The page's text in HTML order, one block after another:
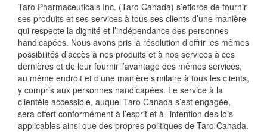
Taro Pharmaceuticals Inc. (Taro Canada) s’efforce de fournir
ses produits et ses services à tous ses clients d’une manière
qui respecte la dignité et l’indépendance des personnes
handicapées. Nous avons pris la résolution d’offrir les mêmes
possibilités d’accès à nos produits et à nos services à ces
dernières et de leur fournir l’avantage des mêmes services,
au même endroit et d’une manière similaire à tous les clients,
y compris aux personnes handicapées. Le service à la
clientèle accessible, auquel Taro Canada s’est engagée,
sera offert conformément à l’esprit et à l’intention des lois
applicables ainsi que des propres politiques de Taro Canada.